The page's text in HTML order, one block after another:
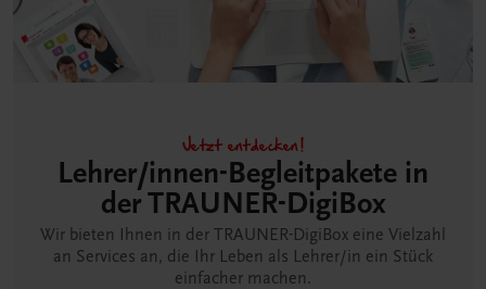
Jetzt entdecken!
Lehrer/innen-Begleitpakete in
der TRAUNER-DigiBox
Wir bieten Ihnen in der TRAUNER-DigiBox eine Vielzahl
an Services an, die Ihr Leben als Lehrer/in ein Stück
einfacher machen.